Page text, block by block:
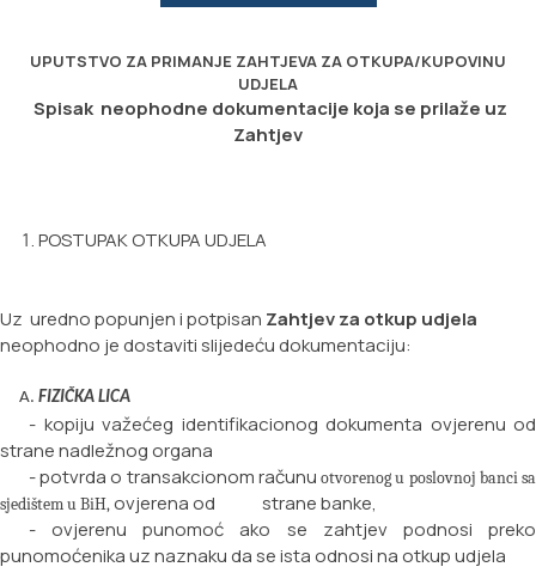
UPUTSTVO ZA PRIMANJE ZAHTJEVA ZA OTKUPA/KUPOVINU
UDJELA
Spisak neophodne dokumentacije koja se prilaže uz
Zahtjev
POSTUPAK OTKUPA UDJELA
Uz uredno popunjen i potpisan Zahtjev za otkup udjela
neophodno je dostaviti slijedeću dokumentaciju:
FIZIČKA LICA
- kopiju važećeg identifikacionog dokumenta ovjerenu od
strane nadležnog organa
- potvrda o transakcionom računu otvorenog u poslovnoj banci sa
sjedištem u BiH, ovjerena od stranebanke,
- ovjerenu punomoć ako se zahtjev podnosi preko
punomoćenika uz naznaku da se ista odnosi na otkup udjela